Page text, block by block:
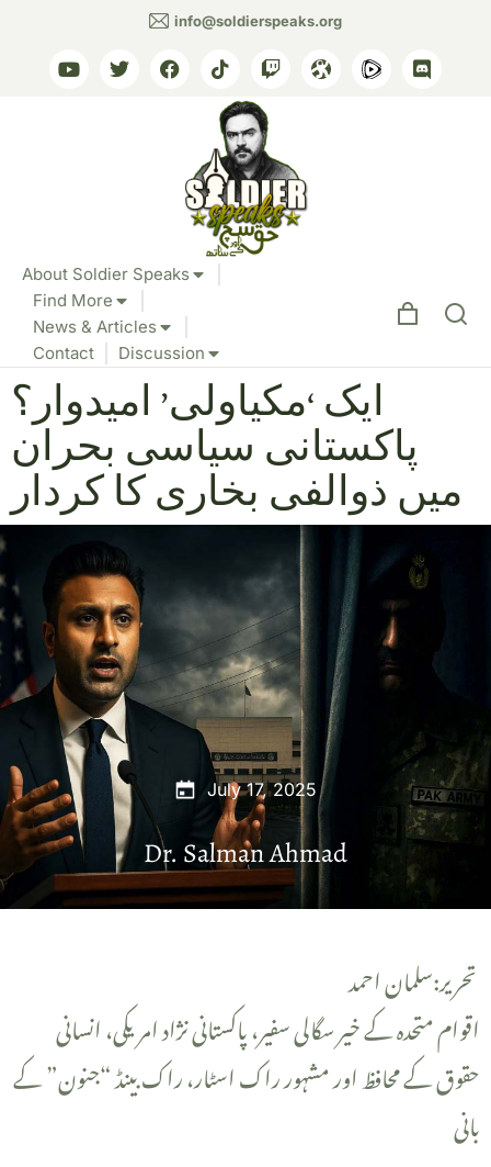
info@soldierspeaks.org
About Soldier Speaks
Find More
News & Articles
Contact
Discussion
میں ذوالفی بخاری کا کردار
July 17, 2025
Dr. Salman Ahmad
اقوام متحدہ کے خیر سگالی سفیر، پاکستانی نژاد امریکی، انسانی
حقوق کے محافظ اور مشہور راک اسٹار، راک بینڈ “جنون” کے
بانی